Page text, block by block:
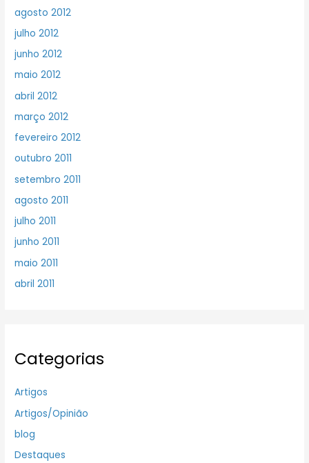
agosto 2012
julho 2012
junho 2012
maio 2012
abril 2012
março 2012
fevereiro 2012
outubro 2011
setembro 2011
agosto 2011
julho 2011
junho 2011
maio 2011
abril 2011
Categorias
Artigos
Artigos/Opinião
blog
Destaques